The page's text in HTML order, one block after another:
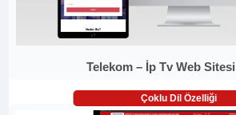
Telekom – İp Tv Web
Çoklu Dil Özelliği